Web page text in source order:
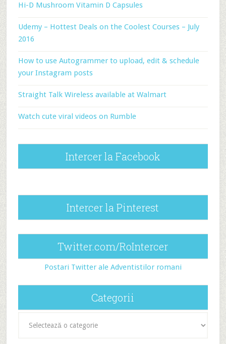
Hi-D Mushroom Vitamin D Capsules
Udemy – Hottest Deals on the Coolest Courses – July
2016
How to use Autogrammer to upload, edit & schedule
your Instagram posts
Straight Talk Wireless available at Walmart
Watch cute viral videos on Rumble
Intercer la Facebook
Intercer la Pinterest
Twitter.com/RoIntercer
Postari Twitter ale Adventistilor romani
Categorii